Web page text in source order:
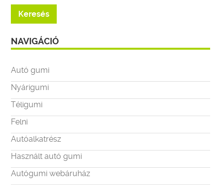
NAVIGÁCIÓ
Autó gumi
Nyárigumi
Téligumi
Felni
Autóalkatrész
Használt autó gumi
Autógumi webáruház